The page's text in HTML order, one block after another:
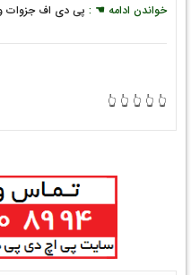
خواندن ادامه ☚ : پی دی اف جزوات
👆 👆 👆 👆 👆